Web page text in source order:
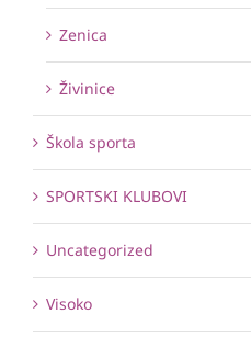
Zenica
Živinice
Škola sporta
SPORTSKI KLUBOVI
Uncategorized
Visoko